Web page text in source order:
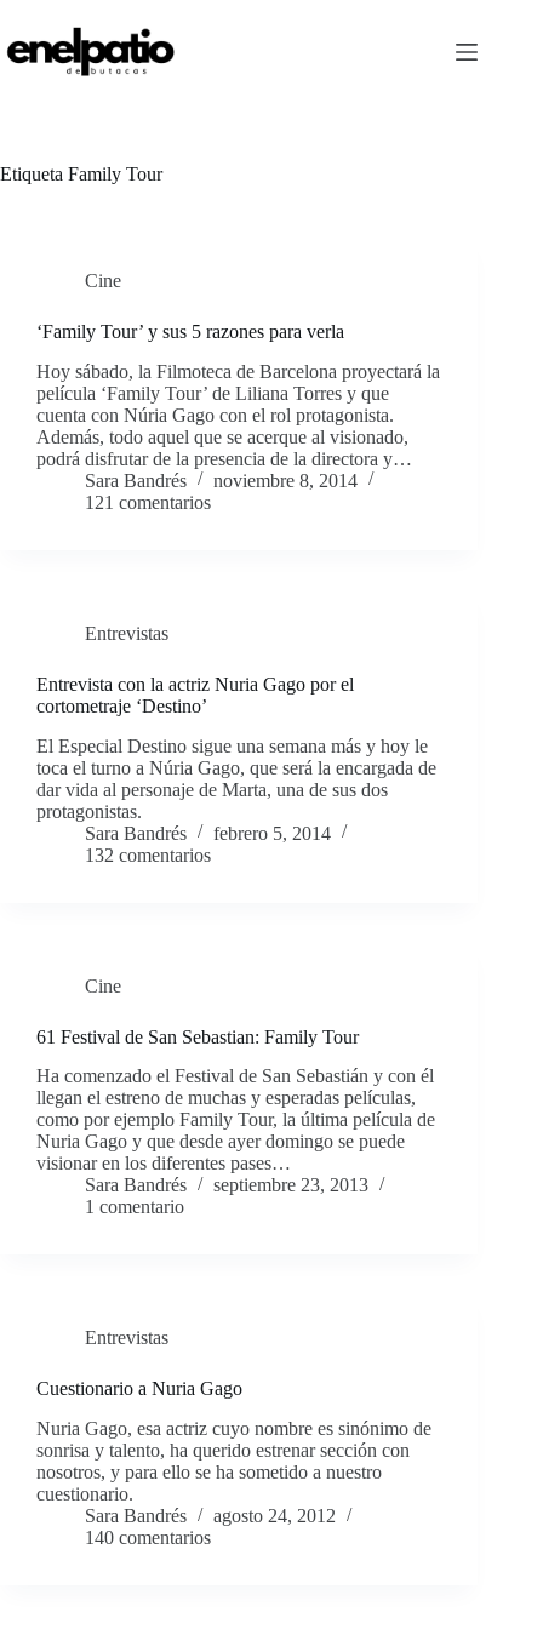
contenido
Etiqueta Family Tour
Cine
‘Family Tour’ y sus 5 razones para verla
Hoy sábado, la Filmoteca de Barcelona proyectará la
película ‘Family Tour’ de Liliana Torres y que
cuenta con Núria Gago con el rol protagonista.
Además, todo aquel que se acerque al visionado,
podrá disfrutar de la presencia de la directora y…
Sara Bandrés
noviembre 8, 2014
121 comentarios
Entrevistas
Entrevista con la actriz Nuria Gago por el
cortometraje ‘Destino’
El Especial Destino sigue una semana más y hoy le
toca el turno a Núria Gago, que será la encargada de
dar vida al personaje de Marta, una de sus dos
protagonistas.
Sara Bandrés
febrero 5, 2014
132 comentarios
Cine
61 Festival de San Sebastian: Family Tour
Ha comenzado el Festival de San Sebastián y con él
llegan el estreno de muchas y esperadas películas,
como por ejemplo Family Tour, la última película de
Nuria Gago y que desde ayer domingo se puede
visionar en los diferentes pases…
Sara Bandrés
septiembre 23, 2013
1 comentario
Entrevistas
Cuestionario a Nuria Gago
Nuria Gago, esa actriz cuyo nombre es sinónimo de
sonrisa y talento, ha querido estrenar sección con
nosotros, y para ello se ha sometido a nuestro
cuestionario.
Sara Bandrés
agosto 24, 2012
140 comentarios